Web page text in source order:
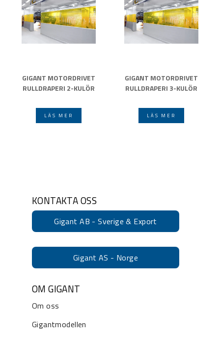
GIGANT MOTORDRIVET
RULLDRAPERI 2-KULÖR
LÄS MER
GIGANT MOTORDRIVET
RULLDRAPERI 3-KULÖR
LÄS MER
KONTAKTA OSS
Gigant AB - Sverige & Export
Gigant AS - Norge
OM GIGANT
Om oss
Gigantmodellen